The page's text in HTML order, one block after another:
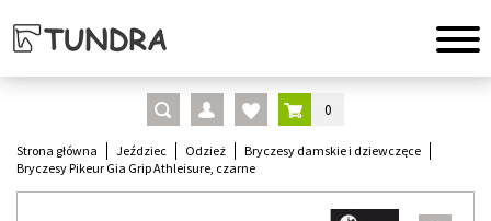
0
Strona główna Jeździec Odzież
Bryczesy damskie i dziewczęce
Bryczesy Pikeur Gia Grip Athleisure, czarne